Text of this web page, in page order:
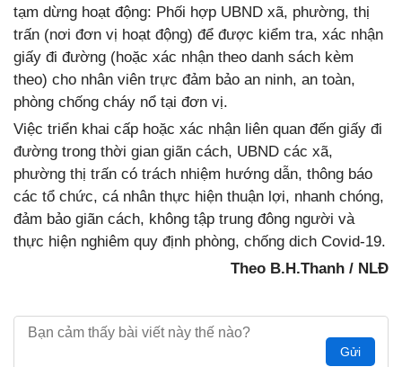
tạm dừng hoạt động: Phối hợp UBND xã, phường, thị
trấn (nơi đơn vị hoạt động) để được kiểm tra, xác nhận
giấy đi đường (hoặc xác nhận theo danh sách kèm
theo) cho nhân viên trực đảm bảo an ninh, an toàn,
phòng chống cháy nổ tại đơn vị.
Việc triển khai cấp hoặc xác nhận liên quan đến giấy đi
đường trong thời gian giãn cách, UBND các xã,
phường thị trấn có trách nhiệm hướng dẫn, thông báo
các tổ chức, cá nhân thực hiện thuận lợi, nhanh chóng,
đảm bảo giãn cách, không tập trung đông người và
thực hiện nghiêm quy định phòng, chống dich Covid-19.
Theo B.H.Thanh / NLĐ
Gửi